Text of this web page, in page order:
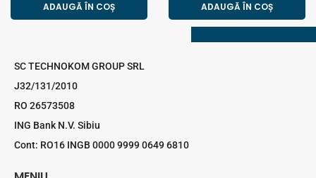
ADAUGĂ ÎN COȘ ADAUGĂ ÎN COȘ
SC TECHNOKOM GROUP SRL
J32/131/2010
RO 26573508
ING Bank N.V. Sibiu
Cont: RO16 INGB 0000 9999 0649 6810